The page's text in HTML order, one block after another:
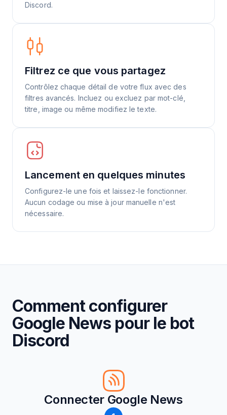
Discord.
Filtrez ce que vous partagez
Contrôlez chaque détail de votre flux avec des
filtres avancés. Incluez ou excluez par mot-clé,
titre, image ou même modifiez le texte.
Lancement en quelques minutes
Configurez-le une fois et laissez-le fonctionner.
Aucun codage ou mise à jour manuelle n'est
nécessaire.
Comment configurer
Google News pour le bot
Discord
Connecter Google News